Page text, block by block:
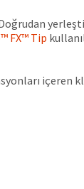
FX™ Tip
içeren